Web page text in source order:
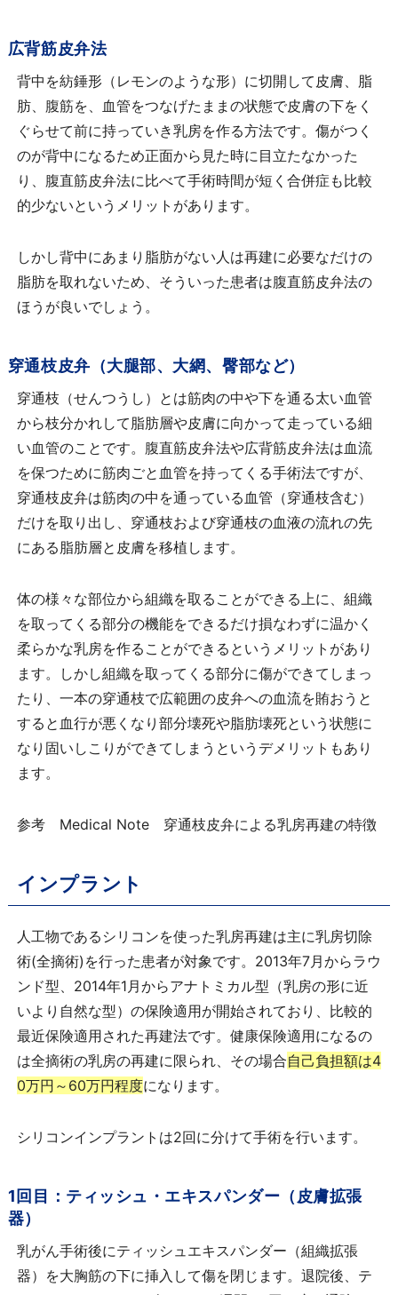
広背筋皮弁法
背中を紡錘形（レモンのような形）に切開して皮膚、脂
肪、腹筋を、血管をつなげたままの状態で皮膚の下をく
ぐらせて前に持っていき乳房を作る方法です。傷がつく
のが背中になるため正面から見た時に目立たなかった
り、腹直筋皮弁法に比べて手術時間が短く合併症も比較
的少ないというメリットがあります。
しかし背中にあまり脂肪がない人は再建に必要なだけの
脂肪を取れないため、そういった患者は腹直筋皮弁法の
ほうが良いでしょう。
穿通枝皮弁（大腿部、大網、臀部など）
穿通枝（せんつうし）とは筋肉の中や下を通る太い血管
から枝分かれして脂肪層や皮膚に向かって走っている細
い血管のことです。腹直筋皮弁法や広背筋皮弁法は血流
を保つために筋肉ごと血管を持ってくる手術法ですが、
穿通枝皮弁は筋肉の中を通っている血管（穿通枝含む）
だけを取り出し、穿通枝および穿通枝の血液の流れの先
にある脂肪層と皮膚を移植します。
体の様々な部位から組織を取ることができる上に、組織
を取ってくる部分の機能をできるだけ損なわずに温かく
柔らかな乳房を作ることができるというメリットがあり
ます。しかし組織を取ってくる部分に傷ができてしまっ
たり、一本の穿通枝で広範囲の皮弁への血流を賄おうと
すると血行が悪くなり部分壊死や脂肪壊死という状態に
なり固いしこりができてしまうというデメリットもあり
ます。
参考 Medical Note 穿通枝皮弁による乳房再建の特徴
インプラント
人工物であるシリコンを使った乳房再建は主に乳房切除
術(全摘術)を行った患者が対象です。2013年7月からラウ
ンド型、2014年1月からアナトミカル型（乳房の形に近
いより自然な型）の保険適用が開始されており、比較的
最近保険適用された再建法です。健康保険適用になるの
は全摘術の乳房の再建に限られ、その場合自己負担額は4
0万円～60万円程度になります。
シリコンインプラントは2回に分けて手術を行います。
1回目：ティッシュ・エキスパンダー（皮膚拡張
器）
乳がん手術後にティッシュエキスパンダー（組織拡張
器）を大胸筋の下に挿入して傷を閉じます。退院後、テ